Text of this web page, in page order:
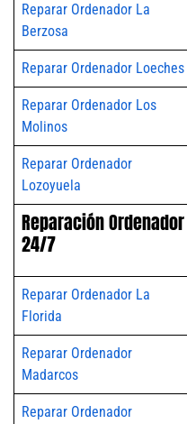
Reparar Ordenador La
Berzosa
Reparar Ordenador Loeches
Reparar Ordenador Los
Molinos
Reparar Ordenador
Lozoyuela
Reparación Ordenador
24/7
Reparar Ordenador La
Florida
Reparar Ordenador
Madarcos
Reparar Ordenador